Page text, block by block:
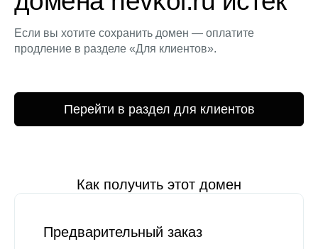
Если вы хотите сохранить домен — оплатите
продление в разделе «Для клиентов».
Перейти в раздел для клиентов
Как получить этот домен
Предварительный заказ